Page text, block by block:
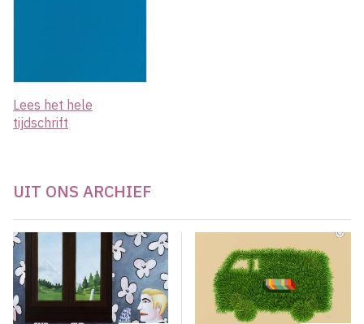
Lees het hele
tijdschrift
UIT ONS ARCHIEF